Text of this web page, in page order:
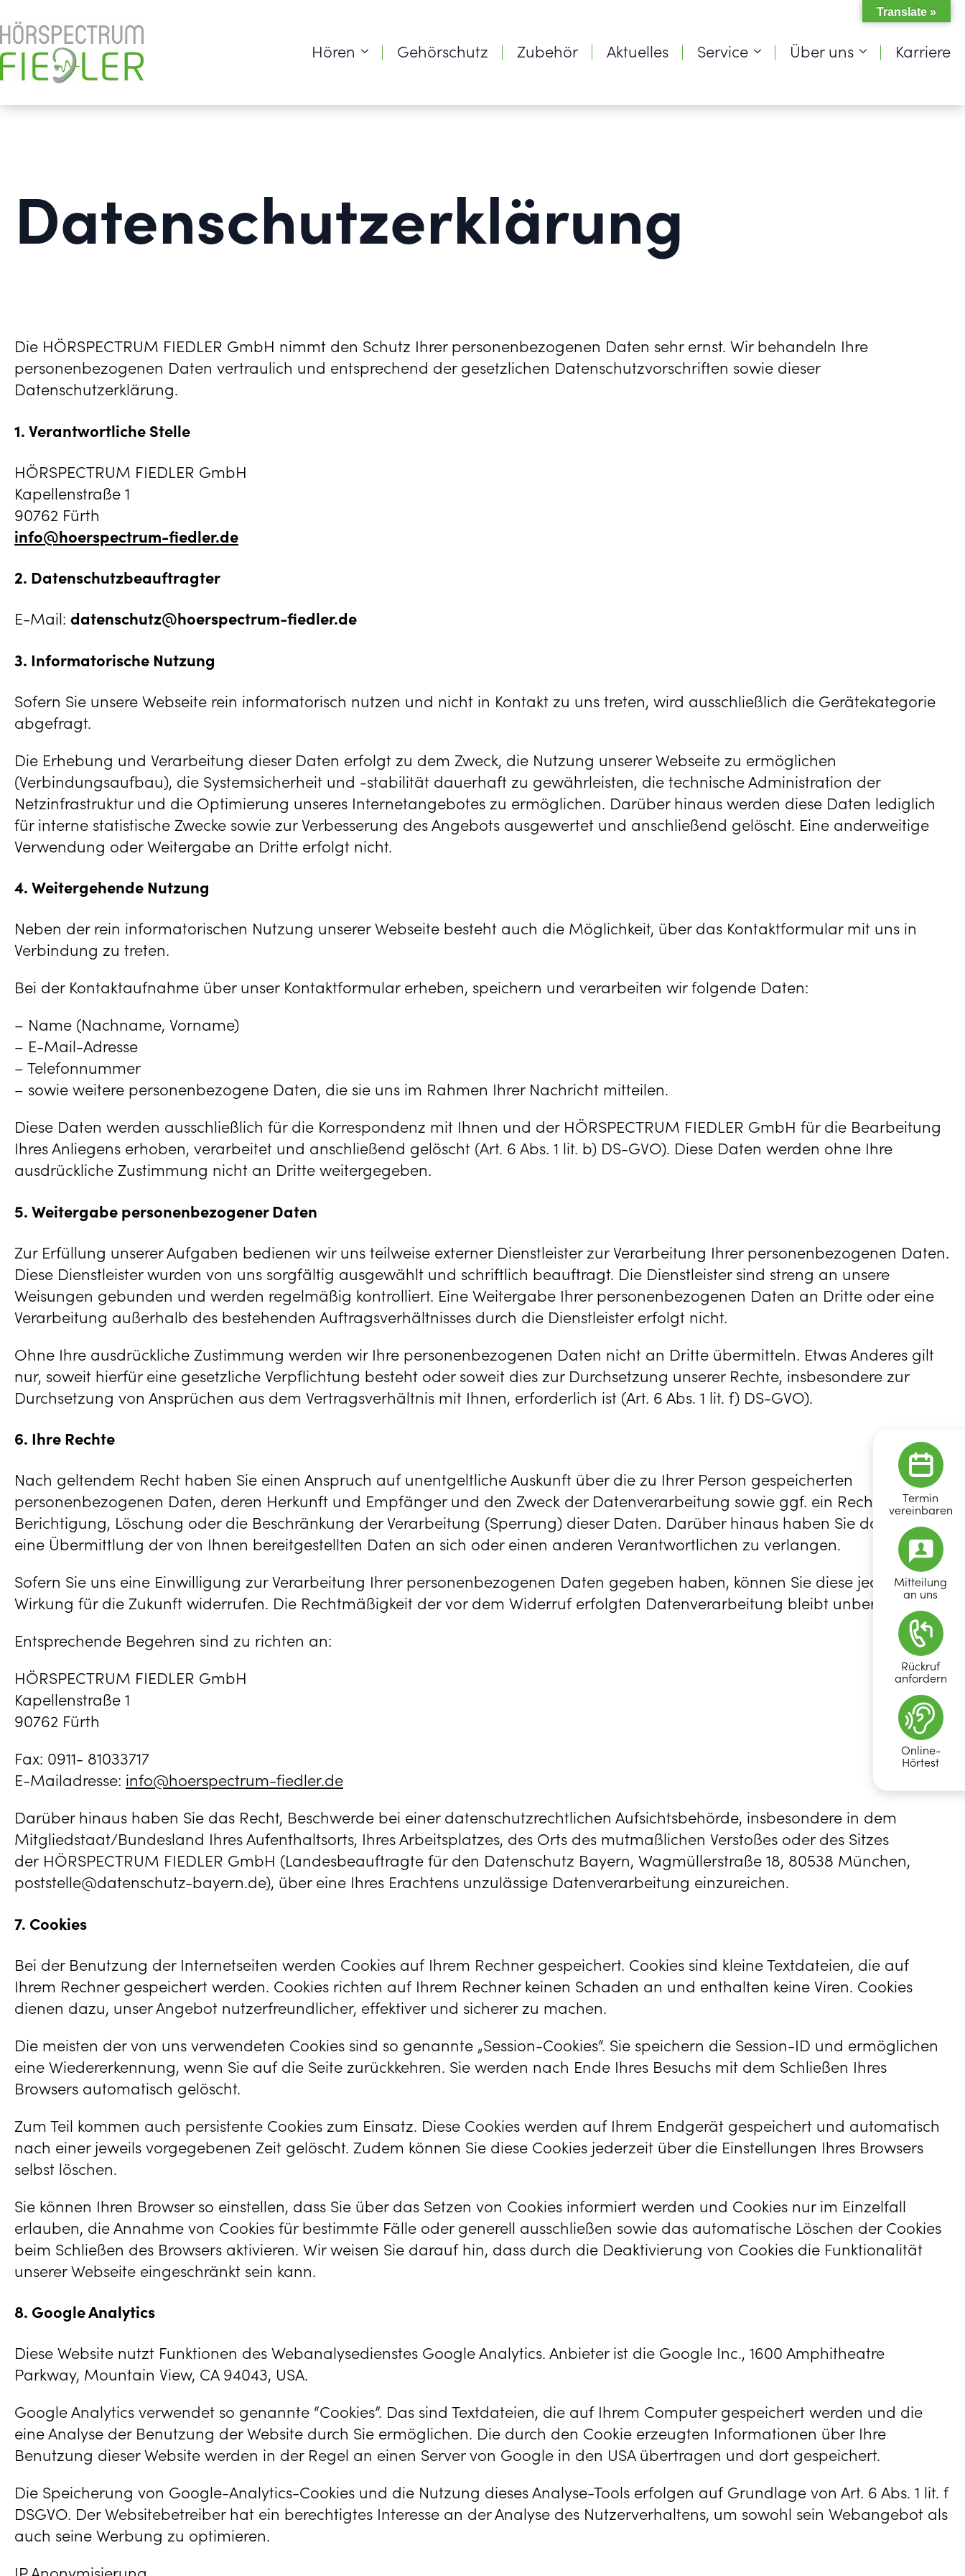
Hören Gehörschutz Zubehör Aktuelles Service Über uns Karriere
Termin
vereinbaren
Mitteilung
an uns
Rückruf
anfordern
Online-
Hörtest
Datenschutzerklärung
Die HÖRSPECTRUM FIEDLER GmbH nimmt den Schutz Ihrer personenbezogenen Daten sehr ernst. Wir behandeln Ihre
personenbezogenen Daten vertraulich und entsprechend der gesetzlichen Datenschutzvorschriften sowie dieser
Datenschutzerklärung.
1. Verantwortliche Stelle
HÖRSPECTRUM FIEDLER GmbH
Kapellenstraße 1
90762 Fürth
info@hoerspectrum-fiedler.de
2. Datenschutzbeauftragter
E-Mail: datenschutz@hoerspectrum-fiedler.de
3. Informatorische Nutzung
Sofern Sie unsere Webseite rein informatorisch nutzen und nicht in Kontakt zu uns treten, wird ausschließlich die Gerätekategorie
abgefragt.
Die Erhebung und Verarbeitung dieser Daten erfolgt zu dem Zweck, die Nutzung unserer Webseite zu ermöglichen
(Verbindungsaufbau), die Systemsicherheit und -stabilität dauerhaft zu gewährleisten, die technische Administration der
Netzinfrastruktur und die Optimierung unseres Internetangebotes zu ermöglichen. Darüber hinaus werden diese Daten lediglich
für interne statistische Zwecke sowie zur Verbesserung des Angebots ausgewertet und anschließend gelöscht. Eine anderweitige
Verwendung oder Weitergabe an Dritte erfolgt nicht.
4. Weitergehende Nutzung
Neben der rein informatorischen Nutzung unserer Webseite besteht auch die Möglichkeit, über das Kontaktformular mit uns in
Verbindung zu treten.
Bei der Kontaktaufnahme über unser Kontaktformular erheben, speichern und verarbeiten wir folgende Daten:
– Name (Nachname, Vorname)
– E-Mail-Adresse
– Telefonnummer
– sowie weitere personenbezogene Daten, die sie uns im Rahmen Ihrer Nachricht mitteilen.
Diese Daten werden ausschließlich für die Korrespondenz mit Ihnen und der HÖRSPECTRUM FIEDLER GmbH für die Bearbeitung
Ihres Anliegens erhoben, verarbeitet und anschließend gelöscht (Art. 6 Abs. 1 lit. b) DS-GVO). Diese Daten werden ohne Ihre
ausdrückliche Zustimmung nicht an Dritte weitergegeben.
5. Weitergabe personenbezogener Daten
Zur Erfüllung unserer Aufgaben bedienen wir uns teilweise externer Dienstleister zur Verarbeitung Ihrer personenbezogenen Daten.
Diese Dienstleister wurden von uns sorgfältig ausgewählt und schriftlich beauftragt. Die Dienstleister sind streng an unsere
Weisungen gebunden und werden regelmäßig kontrolliert. Eine Weitergabe Ihrer personenbezogenen Daten an Dritte oder eine
Verarbeitung außerhalb des bestehenden Auftragsverhältnisses durch die Dienstleister erfolgt nicht.
Ohne Ihre ausdrückliche Zustimmung werden wir Ihre personenbezogenen Daten nicht an Dritte übermitteln. Etwas Anderes gilt
nur, soweit hierfür eine gesetzliche Verpflichtung besteht oder soweit dies zur Durchsetzung unserer Rechte, insbesondere zur
Durchsetzung von Ansprüchen aus dem Vertragsverhältnis mit Ihnen, erforderlich ist (Art. 6 Abs. 1 lit. f) DS-GVO).
6. Ihre Rechte
Nach geltendem Recht haben Sie einen Anspruch auf unentgeltliche Auskunft über die zu Ihrer Person gespeicherten
personenbezogenen Daten, deren Herkunft und Empfänger und den Zweck der Datenverarbeitung sowie ggf. ein Recht auf
Berichtigung, Löschung oder die Beschränkung der Verarbeitung (Sperrung) dieser Daten. Darüber hinaus haben Sie das Recht,
eine Übermittlung der von Ihnen bereitgestellten Daten an sich oder einen anderen Verantwortlichen zu verlangen.
Sofern Sie uns eine Einwilligung zur Verarbeitung Ihrer personenbezogenen Daten gegeben haben, können Sie diese jederzeit mit
Wirkung für die Zukunft widerrufen. Die Rechtmäßigkeit der vor dem Widerruf erfolgten Datenverarbeitung bleibt unberührt.
Entsprechende Begehren sind zu richten an:
HÖRSPECTRUM FIEDLER GmbH
Kapellenstraße 1
90762 Fürth
Fax: 0911- 81033717
E-Mailadresse: info@hoerspectrum-fiedler.de
Darüber hinaus haben Sie das Recht, Beschwerde bei einer datenschutzrechtlichen Aufsichtsbehörde, insbesondere in dem
Mitgliedstaat/Bundesland Ihres Aufenthaltsorts, Ihres Arbeitsplatzes, des Orts des mutmaßlichen Verstoßes oder des Sitzes
der HÖRSPECTRUM FIEDLER GmbH (Landesbeauftragte für den Datenschutz Bayern, Wagmüllerstraße 18, 80538 München,
poststelle@datenschutz-bayern.de), über eine Ihres Erachtens unzulässige Datenverarbeitung einzureichen.
7. Cookies
Bei der Benutzung der Internetseiten werden Cookies auf Ihrem Rechner gespeichert. Cookies sind kleine Textdateien, die auf
Ihrem Rechner gespeichert werden. Cookies richten auf Ihrem Rechner keinen Schaden an und enthalten keine Viren. Cookies
dienen dazu, unser Angebot nutzerfreundlicher, effektiver und sicherer zu machen.
Die meisten der von uns verwendeten Cookies sind so genannte „Session-Cookies“. Sie speichern die Session-ID und ermöglichen
eine Wiedererkennung, wenn Sie auf die Seite zurückkehren. Sie werden nach Ende Ihres Besuchs mit dem Schließen Ihres
Browsers automatisch gelöscht.
Zum Teil kommen auch persistente Cookies zum Einsatz. Diese Cookies werden auf Ihrem Endgerät gespeichert und automatisch
nach einer jeweils vorgegebenen Zeit gelöscht. Zudem können Sie diese Cookies jederzeit über die Einstellungen Ihres Browsers
selbst löschen.
Sie können Ihren Browser so einstellen, dass Sie über das Setzen von Cookies informiert werden und Cookies nur im Einzelfall
erlauben, die Annahme von Cookies für bestimmte Fälle oder generell ausschließen sowie das automatische Löschen der Cookies
beim Schließen des Browsers aktivieren. Wir weisen Sie darauf hin, dass durch die Deaktivierung von Cookies die Funktionalität
unserer Webseite eingeschränkt sein kann.
8. Google Analytics
Diese Website nutzt Funktionen des Webanalysedienstes Google Analytics. Anbieter ist die Google Inc., 1600 Amphitheatre
Parkway, Mountain View, CA 94043, USA.
Google Analytics verwendet so genannte “Cookies”. Das sind Textdateien, die auf Ihrem Computer gespeichert werden und die
eine Analyse der Benutzung der Website durch Sie ermöglichen. Die durch den Cookie erzeugten Informationen über Ihre
Benutzung dieser Website werden in der Regel an einen Server von Google in den USA übertragen und dort gespeichert.
Die Speicherung von Google-Analytics-Cookies und die Nutzung dieses Analyse-Tools erfolgen auf Grundlage von Art. 6 Abs. 1 lit. f
DSGVO. Der Websitebetreiber hat ein berechtigtes Interesse an der Analyse des Nutzerverhaltens, um sowohl sein Webangebot als
auch seine Werbung zu optimieren.
Translate »